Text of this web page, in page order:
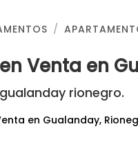
Venta en
rionegro.